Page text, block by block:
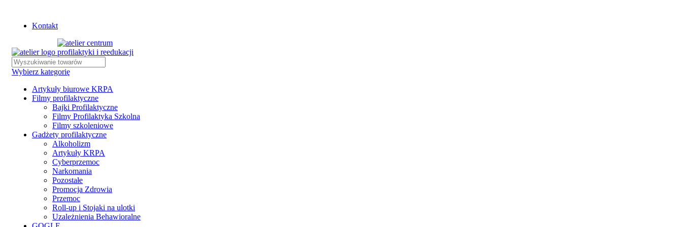
Kontakt
Wybierz kategorię
Artykuły biurowe KRPA
Filmy profilaktyczne
Bajki Profilaktyczne
Filmy Profilaktyka Szkolna
Filmy szkoleniowe
Gadżety profilaktyczne
Alkoholizm
Artykuły KRPA
Cyberprzemoc
Narkomania
Pozostałe
Promocja Zdrowia
Przemoc
Roll-up i Stojaki na ulotki
Uzależnienia Behawioralne